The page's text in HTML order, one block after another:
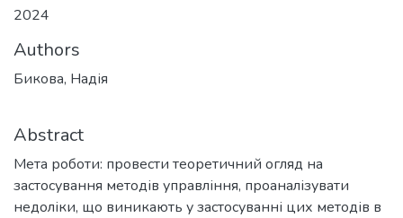
2024
Authors
Бикова, Надія
Abstract
Мета роботи: провести теоретичний огляд на
застосування методів управління, проаналізувати
недоліки, що виникають у застосуванні цих методів в